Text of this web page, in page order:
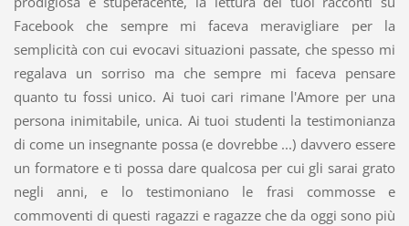
Facebook che sempre mi faceva meravigliare per la
semplicità con cui evocavi situazioni passate, che spesso mi
regalava un sorriso ma che sempre mi faceva pensare
quanto tu fossi unico. Ai tuoi cari rimane l'Amore per una
persona inimitabile, unica. Ai tuoi studenti la testimonianza
di come un insegnante possa (e dovrebbe ...) davvero essere
un formatore e ti possa dare qualcosa per cui gli sarai grato
negli anni, e lo testimoniano le frasi commosse e
commoventi di questi ragazzi e ragazze che da oggi sono più